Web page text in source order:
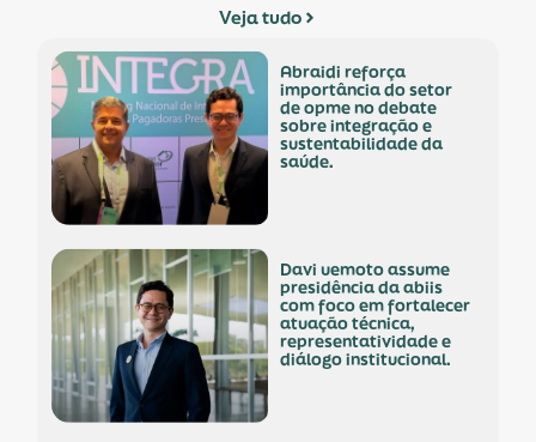
Veja tudo
abraidi reforça
importância do setor
de opme no debate
sobre integração e
sustentabilidade da
saúde.
davi uemoto assume
presidência da abiis
com foco em fortalecer
atuação técnica,
representatividade e
diálogo institucional.